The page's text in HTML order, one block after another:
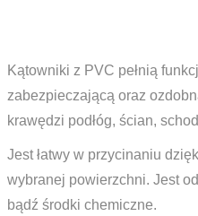
Kątowniki z PVC pełnią
zabezpieczającą oraz
krawędzi podłóg, ścian,
Jest łatwy w przycinaniu
wybranej powierzchni. Jest
bądź środki chemiczne.